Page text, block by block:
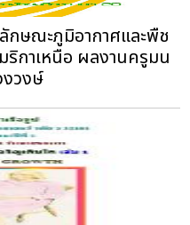
กษณะภูมิอากาศและพืช
กาเหนือ ผลงานครูมน
วงษ์